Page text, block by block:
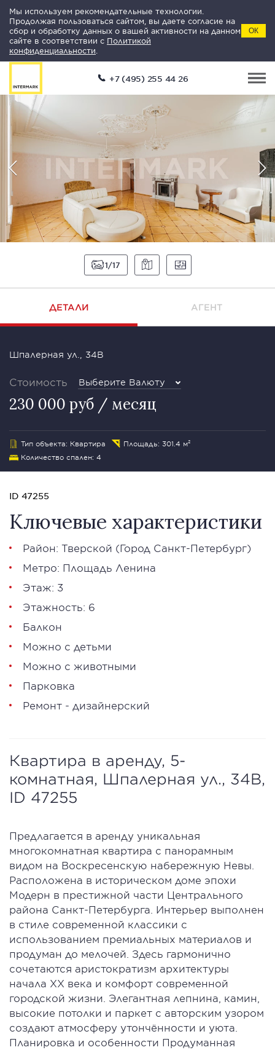
Мы используем рекомендательные технологии.
Продолжая пользоваться сайтом, вы даете согласие на
сбор и обработку данных о вашей активности на данном
сайте в соответствии с Политикой
конфиденциальности
ОК
+7 (495) 255 44 26
1 17
ДЕТАЛИ АГЕНТ
Шпалерная ул., 34B
Стоимость Выберите Валюту
230 000 руб / месяц
Тип объекта: Квартира
Площадь: 301.4 м²
Количество спален: 4
ID 47255
Ключевые характеристики
Район: Тверской (Город Санкт-Петербург)
Метро: Площадь Ленина
Этаж: 3
Этажность: 6
Балкон
Можно с детьми
Можно с животными
Парковка
Ремонт - дизайнерский
Квартира в аренду, 5-
комнатная, Шпалерная ул., 34B,
ID 47255
Предлагается в аренду уникальная
многокомнатная квартира с панорамным
видом на Воскресенскую набережную Невы.
Расположена в историческом доме эпохи
Модерн в престижной части Центрального
района Санкт-Петербурга. Интерьер выполнен
в стиле современной классики с
использованием премиальных материалов и
продуман до мелочей. Здесь гармонично
сочетаются аристократизм архитектуры
начала XX века и комфорт современной
городской жизни. Элегантная лепнина, камин,
высокие потолки и паркет с авторским узором
создают атмосферу утончённости и уюта.
Планировка и особенности Продуманная